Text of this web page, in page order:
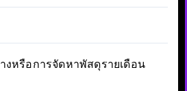
งหรือการจัดหาพัสดุรายเดือน